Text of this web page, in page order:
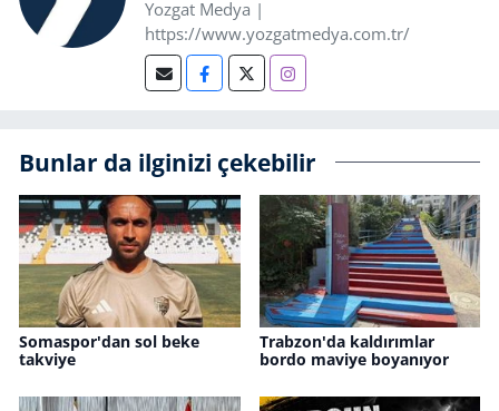
Yozgat Medya |
https://www.yozgatmedya.com.tr/
Bunlar da ilginizi çekebilir
Somaspor'dan sol beke
takviye
Trabzon'da kaldırımlar
bordo maviye boyanıyor